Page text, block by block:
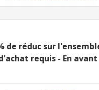
de réduc sur
requis - En avant